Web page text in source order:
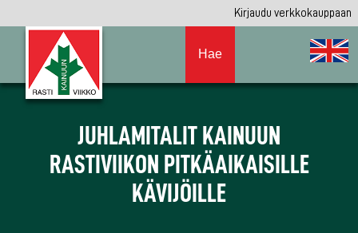
Kirjaudu verkkokauppaan
Hae
JUHLAMITALIT KAINUUN
RASTIVIIKON PITKÄAIKAISILLE
KÄVIJÖILLE